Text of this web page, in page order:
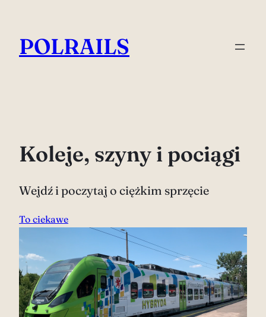
treściPOLRAILS
Koleje, szyny i pociągi
Wejdź i poczytaj o ciężkim sprzęcie
To ciekawe